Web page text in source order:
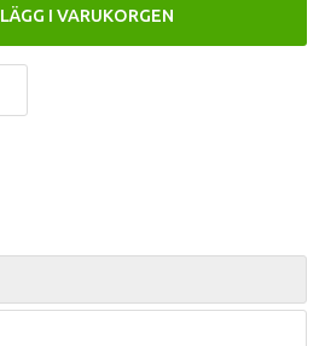
LÄGG I VARUKORGEN